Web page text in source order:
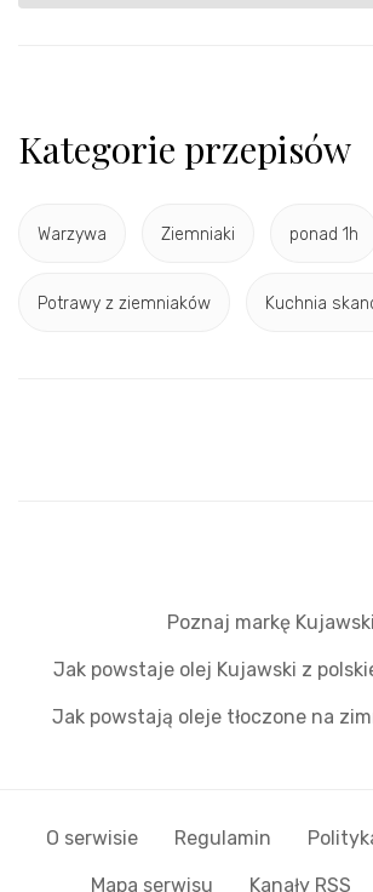
Kategorie przepisów
Warzywa Ziemniaki ponad 1h
Potrawy z ziemniaków Kuchnia
Poznaj markę Kujawski
Jak powstaje olej Kujawski z
Jak powstają oleje tłoczone na
O serwisie Regulamin
Mapa serwisu Kanały RSS